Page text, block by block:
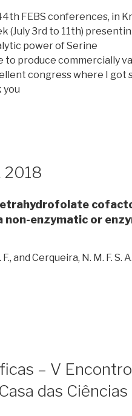
FEBS conferences, in
(July 3rd to 11th)
power of Serine
produce commercially
congress where I got
you
2018
non-enzymatic or
F., and Cerqueira, N. M. F. S. A.
– V Encontro
das